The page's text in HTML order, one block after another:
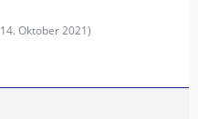
14. Oktober 2021)